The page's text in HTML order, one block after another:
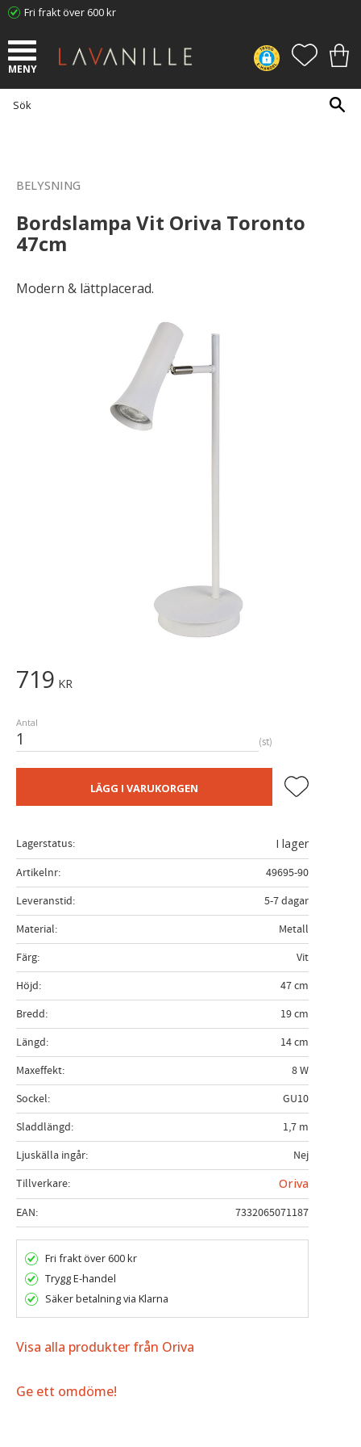
Fri frakt över 600 kr
BELYSNING
Bordslampa Vit Oriva Toronto
47cm
Modern & lättplacerad.
719 KR
Antal
st
LÄGG I VARUKORGEN Lägg till i
Lagerstatus
I lager
Artikelnr
49695-90
Leveranstid
5-7 dagar
Material
Metall
Färg
Vit
Höjd
47 cm
Bredd
19 cm
Längd
14 cm
Maxeffekt
8 W
Sockel
GU10
Sladdlängd
1,7 m
Ljuskälla ingår
Nej
Tillverkare
Oriva
EAN
7332065071187
Fri frakt över 600 kr
Trygg E-handel
Säker betalning via Klarna
Visa alla produkter från Oriva
Ge ett omdöme!